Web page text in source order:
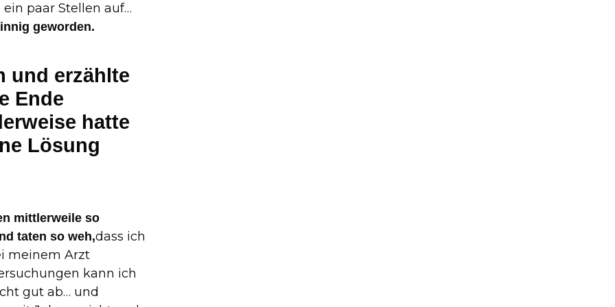
paar Stellen auf…
geworden.
und erzählte
Ende
hatte
Lösung
mittlerweile so
taten so weh,dass ich
meinem Arzt
kann ich
gut ab… und